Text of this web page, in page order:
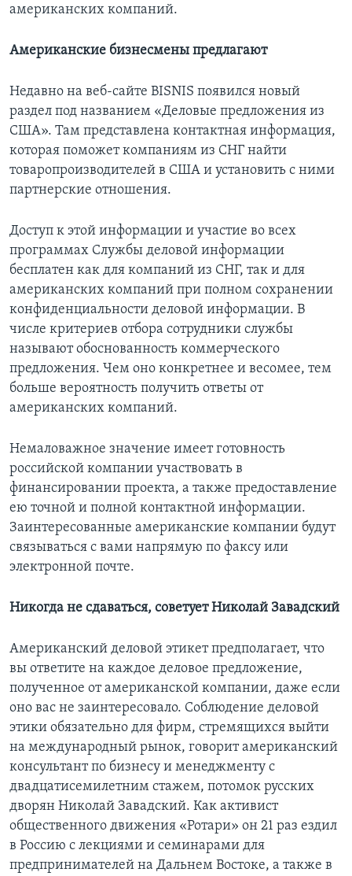
американских компаний.
Американские бизнесмены предлагают
Недавно на веб-сайте BISNIS появился новый
раздел под названием «Деловые предложения из
США». Там представлена контактная информация,
которая поможет компаниям из СНГ найти
товаропроизводителей в США и установить с ними
партнерские отношения.
Доступ к этой информации и участие во всех
программах Службы деловой информации
бесплатен как для компаний из СНГ, так и для
американских компаний при полном сохранении
конфиденциальности деловой информации. В
числе критериев отбора сотрудники службы
называют обоснованность коммерческого
предложения. Чем оно конкретнее и весомее, тем
больше вероятность получить ответы от
американских компаний.
Немаловажное значение имеет готовность
российской компании участвовать в
финансировании проекта, а также предоставление
ею точной и полной контактной информации.
Заинтересованные американские компании будут
связываться с вами напрямую по факсу или
электронной почте.
Никогда не сдаваться, советует Николай Завадский
Американский деловой этикет предполагает, что
вы ответите на каждое деловое предложение,
полученное от американской компании, даже если
оно вас не заинтересовало. Соблюдение деловой
этики обязательно для фирм, стремящихся выйти
на международный рынок, говорит американский
консультант по бизнесу и менеджменту с
двадцатисемилетним стажем, потомок русских
дворян Николай Завадский. Как активист
общественного движения «Ротари» он 21 раз ездил
в Россию с лекциями и семинарами для
предпринимателей на Дальнем Востоке, а также в